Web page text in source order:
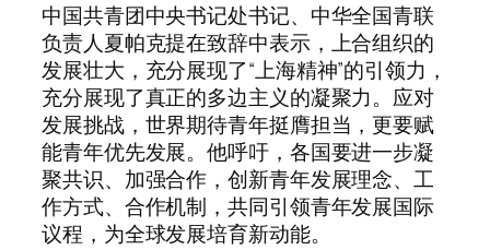
中国共青团中央书记处书记、中华全国青联
负责人夏帕克提在致辞中表示，上合组织的
发展壮大，充分展现了“上海精神”的引领力，
充分展现了真正的多边主义的凝聚力。应对
发展挑战，世界期待青年挺膺担当，更要赋
能青年优先发展。他呼吁，各国要进一步凝
聚共识、加强合作，创新青年发展理念、工
作方式、合作机制，共同引领青年发展国际
议程，为全球发展培育新动能。